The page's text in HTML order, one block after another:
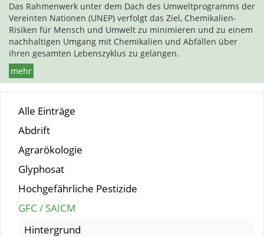
Das Rahmenwerk unter dem Dach des Umweltprogramms der
Vereinten Nationen (UNEP) verfolgt das Ziel, Chemikalien-
Risiken für Mensch und Umwelt zu minimieren und zu einem
nachhaltigen Umgang mit Chemikalien und Abfällen über
ihren gesamten Lebenszyklus zu gelangen.
mehr
Alle Einträge
Abdrift
Agrarökologie
Glyphosat
Hochgefährliche Pestizide
GFC / SAICM
Hintergrund